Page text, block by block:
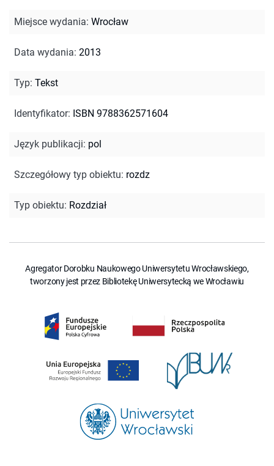
Miejsce wydania: Wrocław
Data wydania: 2013
Typ: Tekst
Identyfikator: ISBN 9788362571604
Język publikacji: pol
Szczegółowy typ obiektu: rozdz
Typ obiektu: Rozdział
Agregator Dorobku Naukowego Uniwersytetu Wrocławskiego,
tworzony jest przez Bibliotekę Uniwersytecką we Wrocławiu